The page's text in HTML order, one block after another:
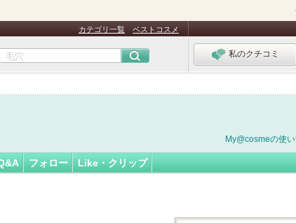
カテゴリ一覧 ベストコスメ
私のクチコミ
My@cosmeの使
フォロー Like・クリップ